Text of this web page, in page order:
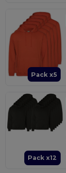
Pack x5
Pack x12